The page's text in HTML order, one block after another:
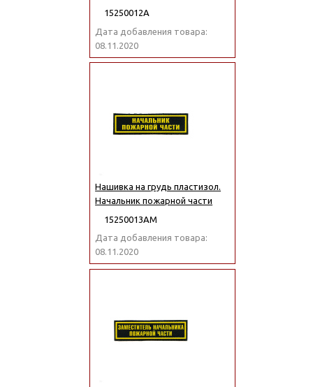
15250012А
Дата добавления товара:
08.11.2020
Нашивка на грудь пластизол.
Начальник пожарной части
15250013АМ
Дата добавления товара:
08.11.2020